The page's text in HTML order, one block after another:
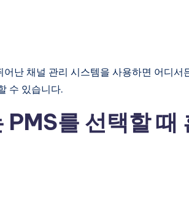
난 채널 관리 시스템을 사용하면 어디서
수 있습니다.
를 선택할 때